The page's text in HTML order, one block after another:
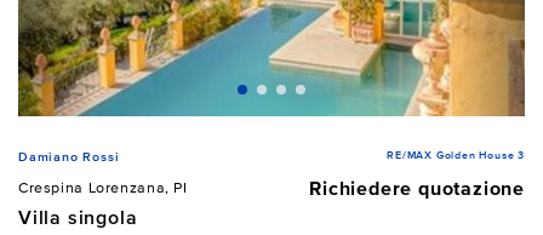
Damiano Rossi RE/MAX Golden House 3
Crespina Lorenzana, PI
Richiedere quotazione
Villa singola